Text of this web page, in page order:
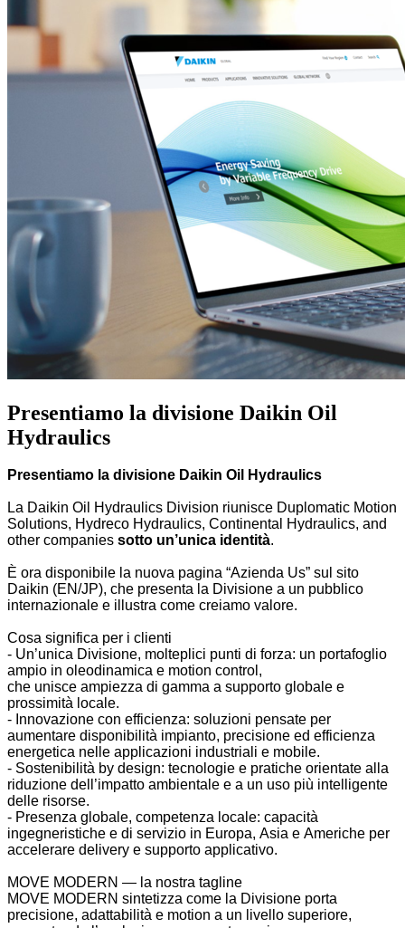
Presentiamo la divisione Daikin Oil
Hydraulics
Presentiamo la divisione Daikin Oil Hydraulics
La Daikin Oil Hydraulics Division riunisce Duplomatic Motion
Solutions, Hydreco Hydraulics, Continental Hydraulics, and
other companies sotto un’unica identità.
È ora disponibile la nuova pagina “Azienda Us” sul sito
Daikin (EN/JP), che presenta la Divisione a un pubblico
internazionale e illustra come creiamo valore.
Cosa significa per i clienti
- Un’unica Divisione, molteplici punti di forza: un portafoglio
ampio in oleodinamica e motion control,
che unisce ampiezza di gamma a supporto globale e
prossimità locale.
- Innovazione con efficienza: soluzioni pensate per
aumentare disponibilità impianto, precisione ed efficienza
energetica nelle applicazioni industriali e mobile.
- Sostenibilità by design: tecnologie e pratiche orientate alla
riduzione dell’impatto ambientale e a un uso più intelligente
delle risorse.
- Presenza globale, competenza locale: capacità
ingegneristiche e di servizio in Europa, Asia e Americhe per
accelerare delivery e supporto applicativo.
MOVE MODERN — la nostra tagline
MOVE MODERN sintetizza come la Divisione porta
precisione, adattabilità e motion a un livello superiore,